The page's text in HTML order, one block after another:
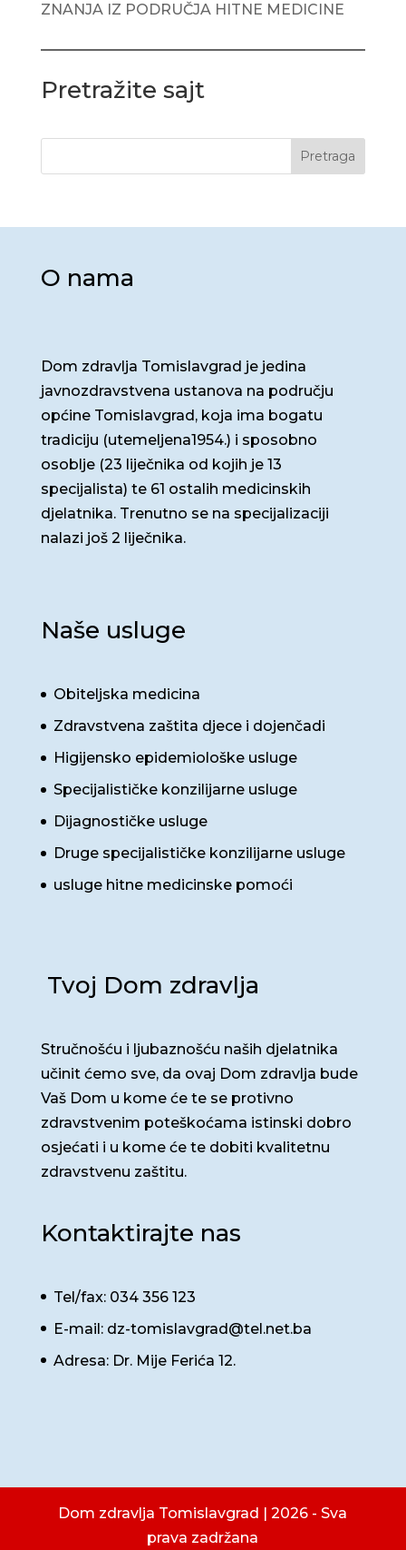
ZNANJA IZ PODRUČJA HITNE MEDICINE
Pretražite sajt
Pretraga
O nama
Dom zdravlja Tomislavgrad je jedina
javnozdravstvena ustanova na području
općine Tomislavgrad, koja ima bogatu
tradiciju (utemeljena1954.) i sposobno
osoblje (23 liječnika od kojih je 13
specijalista) te 61 ostalih medicinskih
djelatnika. Trenutno se na specijalizaciji
nalazi još 2 liječnika.
Naše usluge
Obiteljska medicina
Zdravstvena zaštita djece i dojenčadi
Higijensko epidemiološke usluge
Specijalističke konzilijarne usluge
Dijagnostičke usluge
Druge specijalističke konzilijarne usluge
usluge hitne medicinske pomoći
Tvoj Dom zdravlja
Stručnošću i ljubaznošću naših djelatnika
učinit ćemo sve, da ovaj Dom zdravlja bude
Vaš Dom u kome će te se protivno
zdravstvenim poteškoćama istinski dobro
osjećati i u kome će te dobiti kvalitetnu
zdravstvenu zaštitu.
Kontaktirajte nas
Tel/fax: 034 356 123
E-mail: dz-tomislavgrad@tel.net.ba
Adresa: Dr. Mije Ferića 12.
Dom zdravlja Tomislavgrad | 2026 - Sva
prava zadržana